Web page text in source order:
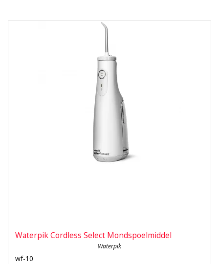
Waterpik Cordless Select Mondspoelmiddel
Waterpik
wf-10